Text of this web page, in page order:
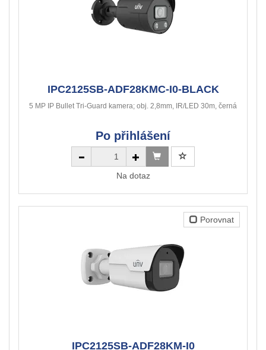
IPC2125SB-ADF28KMC-I0-BLACK
5 MP IP Bullet Tri-Guard kamera; obj. 2,8mm, IR/LED 30m, černá
Po přihlášení
Na dotaz
Porovnat
IPC2125SB-ADF28KM-I0